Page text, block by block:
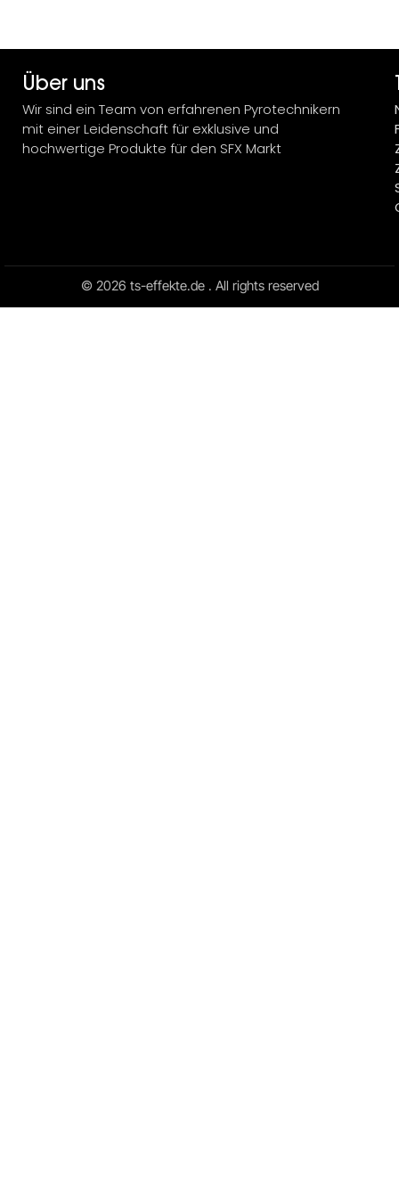
Über uns
Wir sind ein Team von erfahrenen Pyrotechnikern
mit einer Leidenschaft für exklusive und
hochwertige Produkte für den SFX Markt
© 2026 ts-effekte.de . All rights reserved